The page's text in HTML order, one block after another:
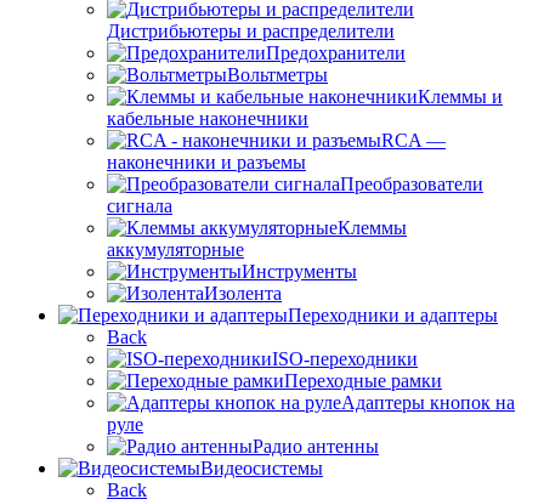
Дистрибьютеры и распределители
Предохранители
Вольтметры
Клеммы и
кабельные наконечники
RCA —
наконечники и разъемы
Преобразователи
сигнала
Клеммы
аккумуляторные
Инструменты
Изолента
Переходники и адаптеры
Back
ISO-переходники
Переходные рамки
Адаптеры кнопок на
руле
Радио антенны
Видеосистемы
Back